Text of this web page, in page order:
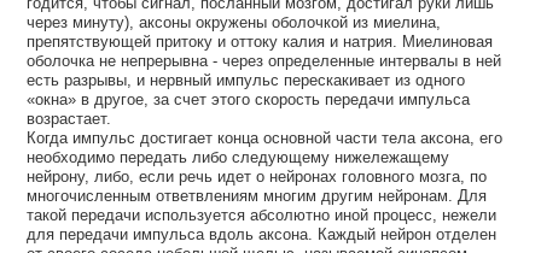
через минуту), аксоны окружены оболочкой из миелина,
препятствующей притоку и оттоку калия и натрия. Миелиновая
оболочка не непрерывна - через определенные интервалы в ней
есть разрывы, и нервный импульс перескакивает из одного
«окна» в другое, за счет этого скорость передачи импульса
возрастает.
Когда импульс достигает конца основной части тела аксона, его
необходимо передать либо следующему нижележащему
нейрону, либо, если речь идет о нейронах головного мозга, по
многочисленным ответвлениям многим другим нейронам. Для
такой передачи используется абсолютно иной процесс, нежели
для передачи импульса вдоль аксона. Каждый нейрон отделен